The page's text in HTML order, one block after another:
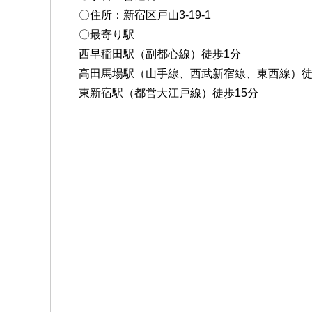
〇住所：新宿区戸山3-19-1
〇最寄り駅
西早稲田駅（副都心線）徒歩1分
高田馬場駅（山手線、西武新宿線、東西線）
東新宿駅（都営大江戸線）徒歩15分